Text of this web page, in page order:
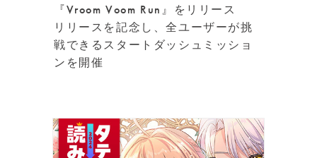
『Vroom Voom Run』をリリース
リリースを記念し、全ユーザーが挑
戦できるスタートダッシュミッショ
ンを開催